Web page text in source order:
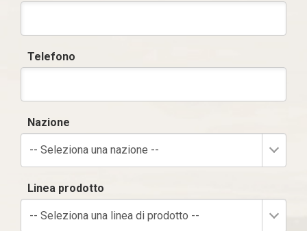
Telefono
Nazione
-- Seleziona una nazione --
Linea prodotto
-- Seleziona una linea di prodotto --